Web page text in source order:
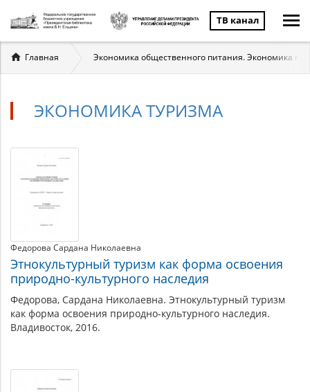
ТВ канал
Вы
здесь
Главная Экономика общественного питания. Экономика
ЭКОНОМИКА ТУРИЗМА
Экономика
туризма
Материалы
по
теме
Федорова Сардана Николаевна
Этнокультурный туризм как форма освоения
природно-культурного наследия
Федорова, Сардана Николаевна. Этнокультурный туризм
как форма освоения природно-культурного наследия.
Владивосток, 2016.